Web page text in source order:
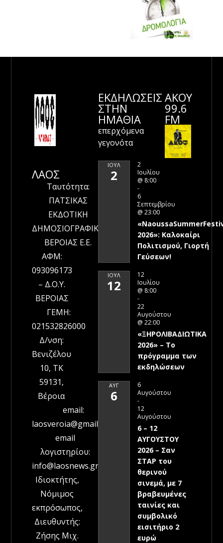
ΛΑΟΣ
Ταυτότητα:
ΠΑΤΣΙΚΑΣ
ΕΚΔΟΤΙΚΗ
ΔΗΜΟΣΙΟΓΡΑΦΙΚΗ
ΒΕΡΟΙΑΣ Ε.Ε.
ΑΦΜ:
093096173
– Δ.Ο.Υ.
ΒΕΡΟΙΑΣ
ΓΕΜΗ:
021532826000
Δ/νση:
Βενιζέλου
10, ΤΚ
59131,
Βέροια
email:
laosveroia@gmail.com
email
λογιστηρίου:
info@laosnews.gr
Ιδιοκτήτης,
Νόμιμος
εκπρόσωπος,
Διευθυντής:
Ζήσης Μιχ.
ΕΚΔΗΛΩΣΕΙΣ
ΣΤΗΝ
ΗΜΑΘΊΑ
επερχόμενα
γεγονότα
ΙΟΎΛ
2
2
Ιουλίου
@ 8:00
-
6
Σεπτεμβρίου
@ 23:00
2026»: Καλοκαίρι
Πολιτισμού, Γιορτή
Γεύσεων!
ΙΟΎΛ
12
12
Ιουλίου
@ 8:00
-
22
Αυγούστου
@ 22:00
«ΞΗΡΟΛΙΒΑΔΙΩΤΙΚΑ
2026» – To
πρόγραμμα των
εκδηλώσεων
ΑΥΓ
6
6
Αυγούστου
-
12
Αυγούστου
6 – 12
ΑΥΓΟΥΣΤΟΥ
2026 – Σαν
ΣΤΑΡ του
θερινού
σινεμά, με 7
βραβευμένες
ταινίες και
συμβολικό
εισιτήριο 2
ευρώ
ΑΚΟΥ
99.6
FM